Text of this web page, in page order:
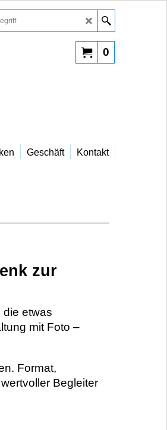
0
Geschäft Kontakt
zur
die etwas
mit Foto –
Format,
Begleiter